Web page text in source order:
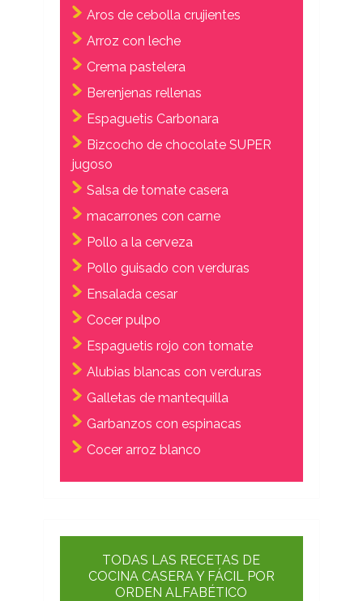
Aros de cebolla crujientes
Arroz con leche
Crema pastelera
Berenjenas rellenas
Espaguetis Carbonara
Bizcocho de chocolate SUPER
jugoso
Salsa de tomate casera
macarrones con carne
Pollo a la cerveza
Pollo guisado con verduras
Ensalada cesar
Cocer pulpo
Espaguetis rojo con tomate
Alubias blancas con verduras
Galletas de mantequilla
Garbanzos con espinacas
Cocer arroz blanco
TODAS LAS RECETAS DE
COCINA CASERA Y FÁCIL POR
ORDEN ALFABÉTICO